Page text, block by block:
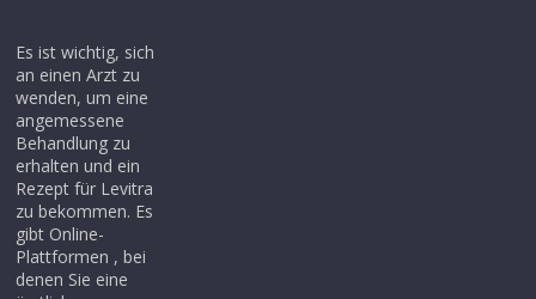
Es ist wichtig, sich
an einen Arzt zu
wenden, um eine
angemessene
Behandlung zu
erhalten und ein
Rezept für Levitra
zu bekommen. Es
gibt Online-
Plattformen , bei
denen Sie eine